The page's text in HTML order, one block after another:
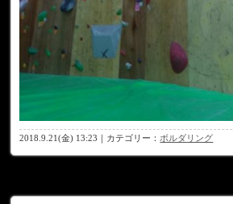
2018.9.21(金) 13:23｜カテゴリー： ボルダリング